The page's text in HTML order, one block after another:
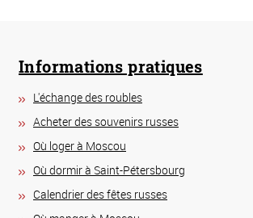
Informations pratiques
L'échange des roubles
Acheter des souvenirs russes
Où loger à Moscou
Où dormir à Saint-Pétersbourg
Calendrier des fêtes russes